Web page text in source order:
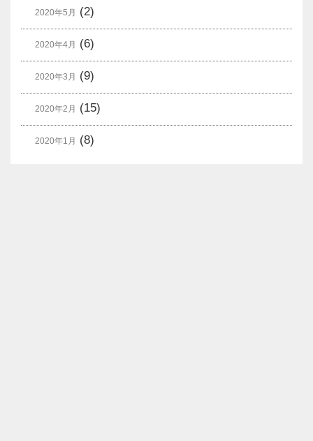
2020年5月 (2)
2020年4月 (6)
2020年3月 (9)
2020年2月 (15)
2020年1月 (8)